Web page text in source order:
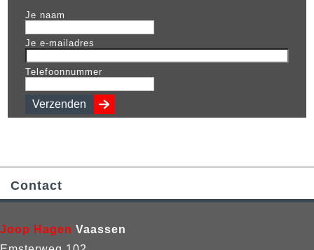
Je naam
Je e-mailadres
Telefoonnummer
Contact
Joop Hagen Vaassen